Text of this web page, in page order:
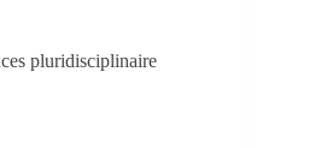
pluridisciplinaire